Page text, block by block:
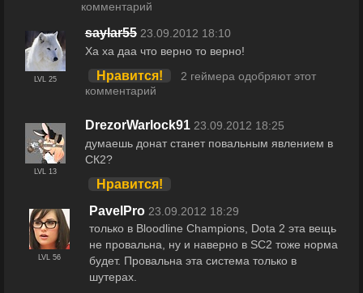
комментарий
LVL 25
saylar55 23.09.2012 18:10
Ха ха даа что верно то верно!
Нравится!
2 геймера одобряют этот
комментарий
LVL 13
DrezorWarlock91 23.09.2012 18:25
думаешь донат станет повальным явлением в
СК2?
Нравится!
LVL 56
PavelPro 23.09.2012 18:29
только в Bloodline Champions, Dota 2 эта вещь
не провальна, ну и наверно в SC2 тоже норма
будет. Провальна эта система только в
шутерах.